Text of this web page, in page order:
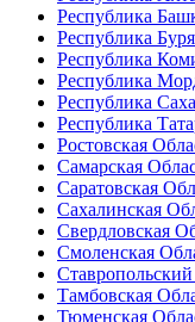
Республика
Республика
Республика
Республика
Республика
Республика
Ростовская
Самарская
Саратовская
Сахалинская
Свердловская
Смоленская
Тамбовская
Тюменская